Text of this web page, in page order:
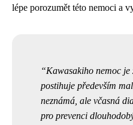
lépe porozumět této nemoci a
Kawasakiho nemoc je
postihuje především
neznámá, ale včasná
pro prevenci